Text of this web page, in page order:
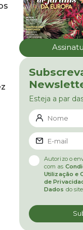
Esteja a par
Autorizo o
com as
Utilização e
de
Dados do site.